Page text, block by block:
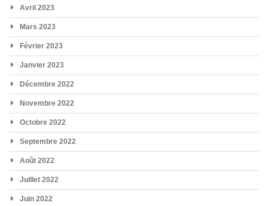
Avril 2023
Mars 2023
Février 2023
Janvier 2023
Décembre 2022
Novembre 2022
Octobre 2022
Septembre 2022
Août 2022
Juillet 2022
Juin 2022